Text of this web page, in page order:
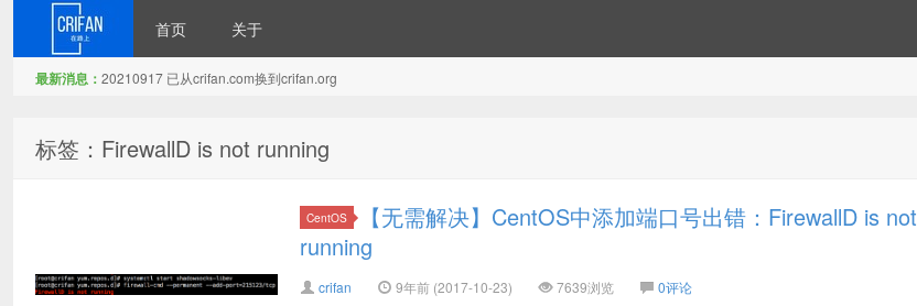
首页 关于
最新消息： 20210917 已从crifan.com换到crifan.org
标签：FirewallD is not running
CentOS
【无需解决】CentOS中添加端口号出错：FirewallD is not
running
crifan 9年前 (2017-10-23) 7639浏览 0评论